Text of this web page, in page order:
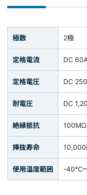
極数 2極
定格電流 DC
定格電圧 DC
耐電圧 DC
絶縁抵抗 100MΩ
挿抜寿命 10,000
使用温度範囲 -40℃